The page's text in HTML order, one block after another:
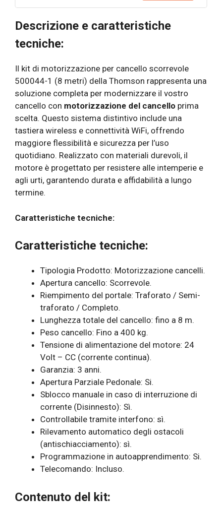
Descrizione e caratteristiche
tecniche:
Il kit di motorizzazione per cancello scorrevole
500044-1 (8 metri) della Thomson rappresenta una
soluzione completa per modernizzare il vostro
cancello con motorizzazione del cancello prima
scelta. Questo sistema distintivo include una
tastiera wireless e connettività WiFi, offrendo
maggiore flessibilità e sicurezza per l’uso
quotidiano. Realizzato con materiali durevoli, il
motore è progettato per resistere alle intemperie e
agli urti, garantendo durata e affidabilità a lungo
termine.
Caratteristiche tecniche:
Caratteristiche tecniche:
Tipologia Prodotto: Motorizzazione cancelli.
Apertura cancello: Scorrevole.
Riempimento del portale: Traforato / Semi-
traforato / Completo.
Lunghezza totale del cancello: fino a 8 m.
Peso cancello: Fino a 400 kg.
Tensione di alimentazione del motore: 24
Volt – CC (corrente continua).
Garanzia: 3 anni.
Apertura Parziale Pedonale: Si.
Sblocco manuale in caso di interruzione di
corrente (Disinnesto): Sì.
Controllabile tramite interfono: sì.
Rilevamento automatico degli ostacoli
(antischiacciamento): sì.
Programmazione in autoapprendimento: Si.
Telecomando: Incluso.
Contenuto del kit: